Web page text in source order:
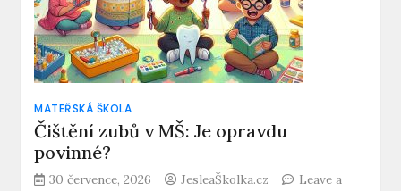
MATEŘSKÁ ŠKOLA
Čištění zubů v MŠ: Je opravdu
povinné?
30 července, 2026 JesleaŠkolka.cz
Leave a